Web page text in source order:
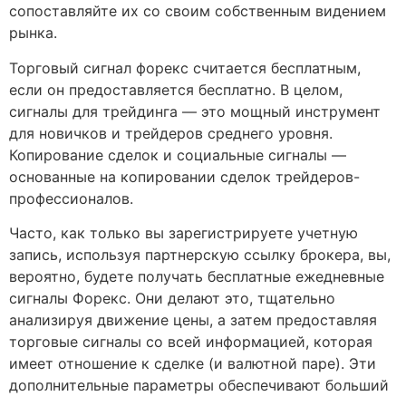
сопоставляйте их со своим собственным видением
рынка.
Торговый сигнал форекс считается бесплатным,
если он предоставляется бесплатно. В целом,
сигналы для трейдинга — это мощный инструмент
для новичков и трейдеров среднего уровня.
Копирование сделок и социальные сигналы —
основанные на копировании сделок трейдеров-
профессионалов.
Часто, как только вы зарегистрируете учетную
запись, используя партнерскую ссылку брокера, вы,
вероятно, будете получать бесплатные ежедневные
сигналы Форекс. Они делают это, тщательно
анализируя движение цены, а затем предоставляя
торговые сигналы со всей информацией, которая
имеет отношение к сделке (и валютной паре). Эти
дополнительные параметры обеспечивают больший